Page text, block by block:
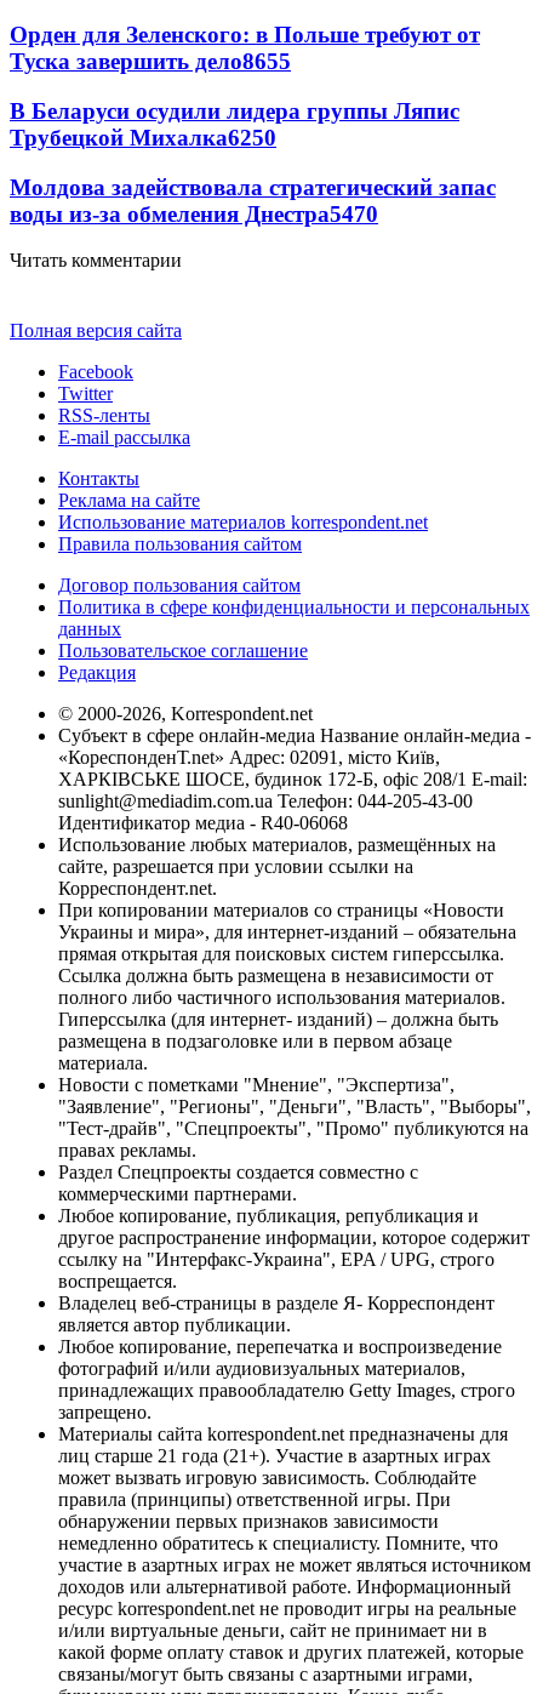
Орден для Зеленского: в Польше требуют от
Туска завершить дело8655
В Беларуси осудили лидера группы Ляпис
Трубецкой Михалка6250
Молдова задействовала стратегический запас
воды из-за обмеления Днестра5470
Читать комментарии
Полная версия сайта
Facebook
Twitter
RSS-ленты
E-mail рассылка
Контакты
Реклама на сайте
Использование материалов korrespondent.net
Правила пользования сайтом
Договор пользования сайтом
Политика в сфере конфиденциальности и персональных
данных
Пользовательское соглашение
Редакция
© 2000-2026, Korrespondent.net
Субъект в сфере онлайн-медиа Название онлайн-медиа -
«КореспонденТ.net» Адрес: 02091, місто Київ,
ХАРКІВСЬКЕ ШОСЕ, будинок 172-Б, офіс 208/1 E-mail:
sunlight@mediadim.com.ua Телефон: 044-205-43-00
Идентификатор медиа - R40-06068
Использование любых материалов, размещённых на
сайте, разрешается при условии ссылки на
Корреспондент.net.
При копировании материалов со страницы «Новости
Украины и мира», для интернет-изданий – обязательна
прямая открытая для поисковых систем гиперссылка.
Ссылка должна быть размещена в независимости от
полного либо частичного использования материалов.
Гиперссылка (для интернет- изданий) – должна быть
размещена в подзаголовке или в первом абзаце
материала.
Новости с пометками "Мнение", "Экспертиза",
"Заявление", "Регионы", "Деньги", "Власть", "Выборы",
"Тест-драйв", "Спецпроекты", "Промо" публикуются на
правах рекламы.
Раздел Спецпроекты создается совместно с
коммерческими партнерами.
Любое копирование, публикация, републикация и
другое распространение информации, которое содержит
ссылку на "Интерфакс-Украина", EPA / UPG, строго
воспрещается.
Владелец веб-страницы в разделе Я- Корреспондент
является автор публикации.
Любое копирование, перепечатка и воспроизведение
фотографий и/или аудиовизуальных материалов,
принадлежащих правообладателю Getty Images, строго
запрещено.
Материалы сайта korrespondent.net предназначены для
лиц старше 21 года (21+). Участие в азартных играх
может вызвать игровую зависимость. Соблюдайте
правила (принципы) ответственной игры. При
обнаружении первых признаков зависимости
немедленно обратитесь к специалисту. Помните, что
участие в азартных играх не может являться источником
доходов или альтернативой работе. Информационный
ресурс korrespondent.net не проводит игры на реальные
и/или виртуальные деньги, сайт не принимает ни в
какой форме оплату ставок и других платежей, которые
связаны/могут быть связаны с азартными играми,